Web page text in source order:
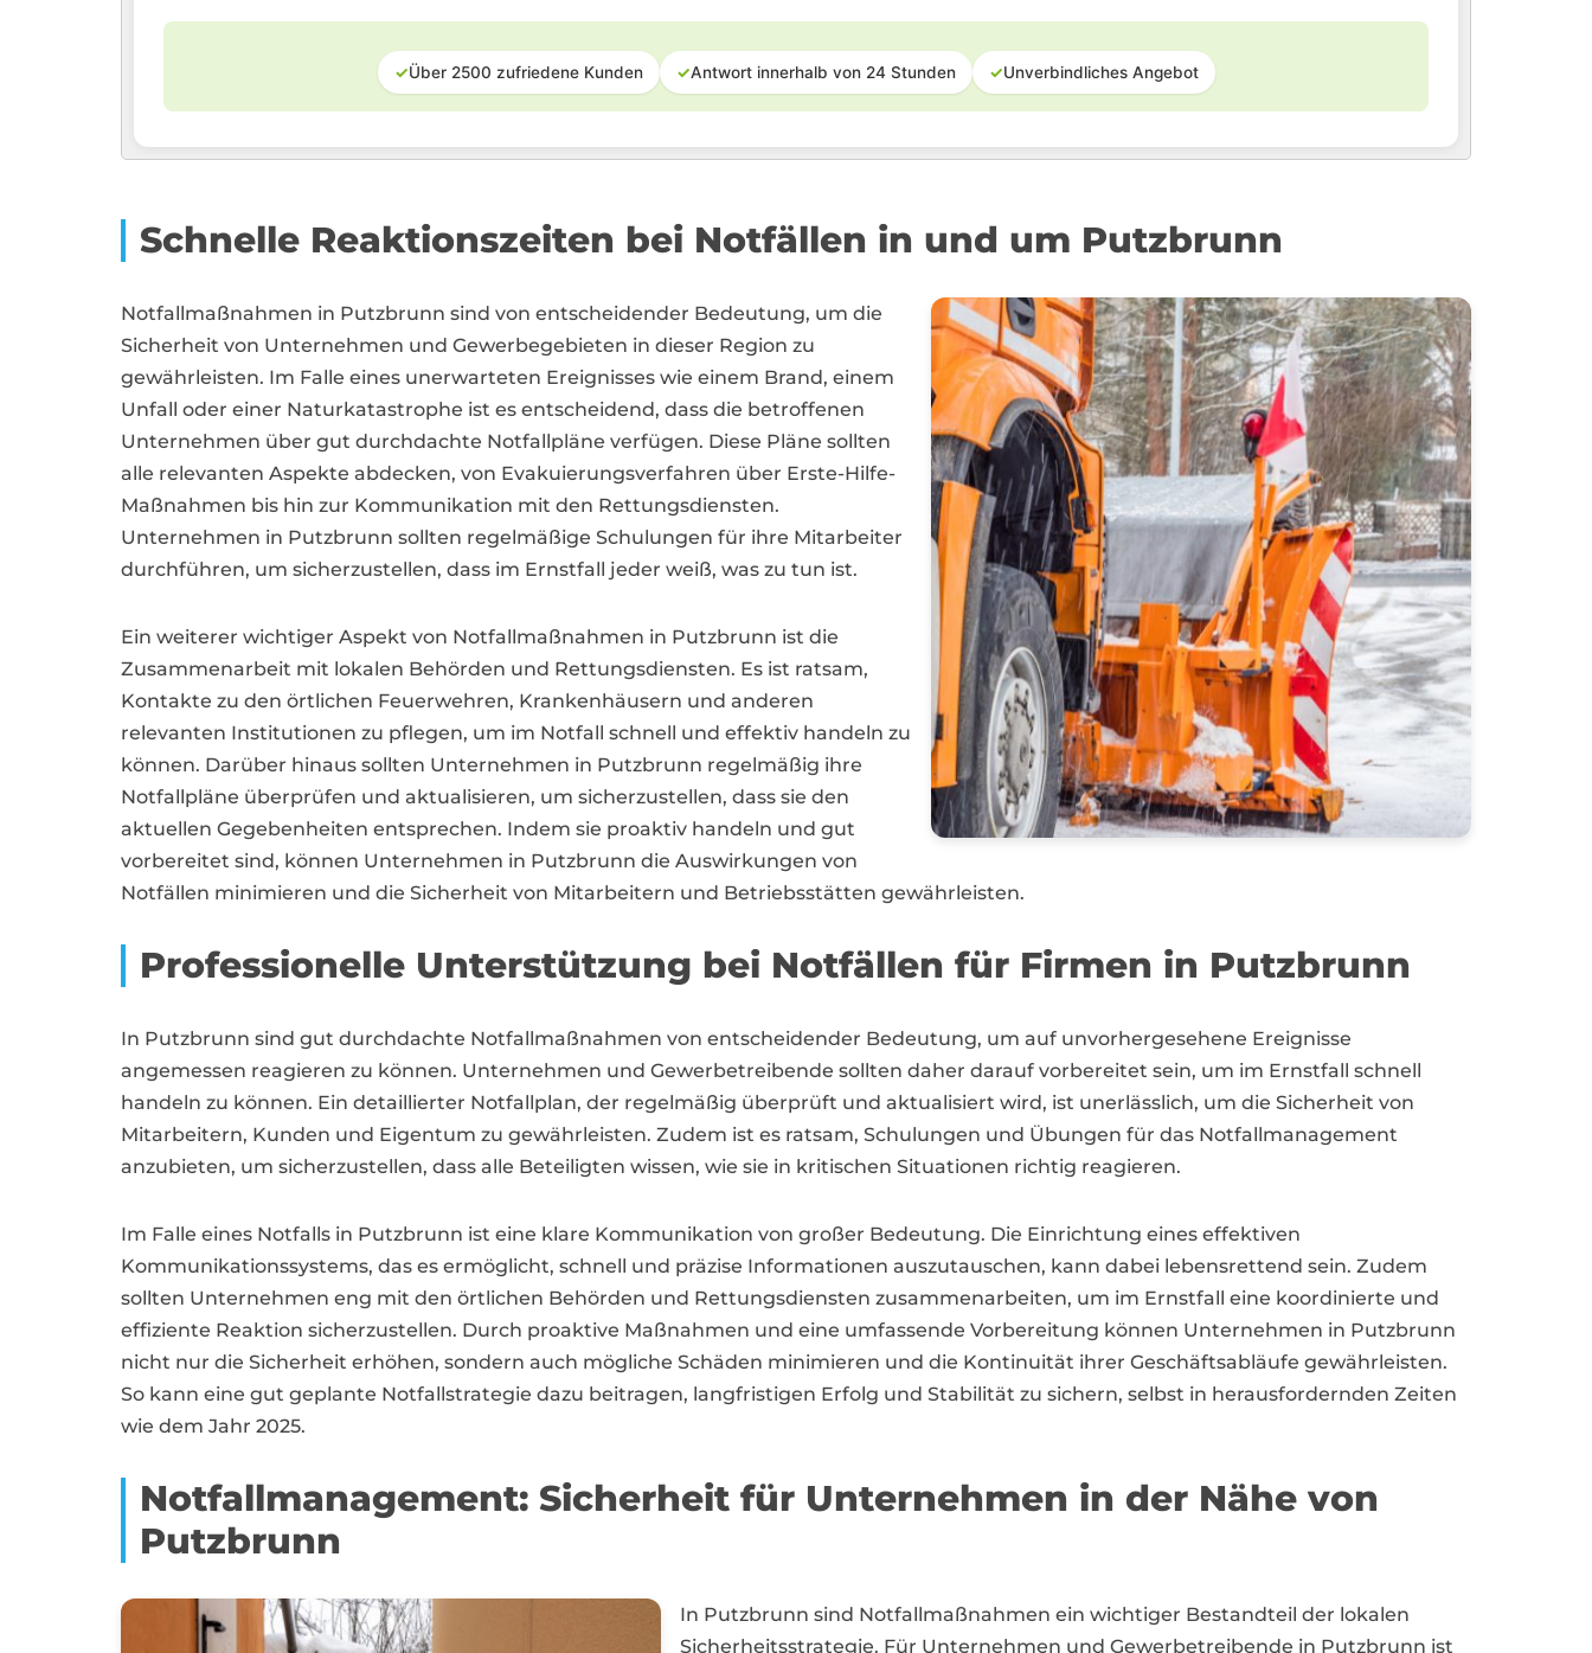
✓Über 2500 zufriedene Kunden ✓Antwort innerhalb von 24 Stunden ✓Unverbindliches Angebot
Schnelle Reaktionszeiten bei Notfällen in und um Putzbrunn
Notfallmaßnahmen in Putzbrunn sind von entscheidender Bedeutung, um die
Sicherheit von Unternehmen und Gewerbegebieten in dieser Region zu
gewährleisten. Im Falle eines unerwarteten Ereignisses wie einem Brand, einem
Unfall oder einer Naturkatastrophe ist es entscheidend, dass die betroffenen
Unternehmen über gut durchdachte Notfallpläne verfügen. Diese Pläne sollten
alle relevanten Aspekte abdecken, von Evakuierungsverfahren über Erste-Hilfe-
Maßnahmen bis hin zur Kommunikation mit den Rettungsdiensten.
Unternehmen in Putzbrunn sollten regelmäßige Schulungen für ihre Mitarbeiter
durchführen, um sicherzustellen, dass im Ernstfall jeder weiß, was zu tun ist.
Ein weiterer wichtiger Aspekt von Notfallmaßnahmen in Putzbrunn ist die
Zusammenarbeit mit lokalen Behörden und Rettungsdiensten. Es ist ratsam,
Kontakte zu den örtlichen Feuerwehren, Krankenhäusern und anderen
relevanten Institutionen zu pflegen, um im Notfall schnell und effektiv handeln zu
können. Darüber hinaus sollten Unternehmen in Putzbrunn regelmäßig ihre
Notfallpläne überprüfen und aktualisieren, um sicherzustellen, dass sie den
aktuellen Gegebenheiten entsprechen. Indem sie proaktiv handeln und gut
vorbereitet sind, können Unternehmen in Putzbrunn die Auswirkungen von
Notfällen minimieren und die Sicherheit von Mitarbeitern und Betriebsstätten gewährleisten.
Professionelle Unterstützung bei Notfällen für Firmen in Putzbrunn
In Putzbrunn sind gut durchdachte Notfallmaßnahmen von entscheidender Bedeutung, um auf unvorhergesehene Ereignisse
angemessen reagieren zu können. Unternehmen und Gewerbetreibende sollten daher darauf vorbereitet sein, um im Ernstfall schnell
handeln zu können. Ein detaillierter Notfallplan, der regelmäßig überprüft und aktualisiert wird, ist unerlässlich, um die Sicherheit von
Mitarbeitern, Kunden und Eigentum zu gewährleisten. Zudem ist es ratsam, Schulungen und Übungen für das Notfallmanagement
anzubieten, um sicherzustellen, dass alle Beteiligten wissen, wie sie in kritischen Situationen richtig reagieren.
Im Falle eines Notfalls in Putzbrunn ist eine klare Kommunikation von großer Bedeutung. Die Einrichtung eines effektiven
Kommunikationssystems, das es ermöglicht, schnell und präzise Informationen auszutauschen, kann dabei lebensrettend sein. Zudem
sollten Unternehmen eng mit den örtlichen Behörden und Rettungsdiensten zusammenarbeiten, um im Ernstfall eine koordinierte und
effiziente Reaktion sicherzustellen. Durch proaktive Maßnahmen und eine umfassende Vorbereitung können Unternehmen in Putzbrunn
nicht nur die Sicherheit erhöhen, sondern auch mögliche Schäden minimieren und die Kontinuität ihrer Geschäftsabläufe gewährleisten.
So kann eine gut geplante Notfallstrategie dazu beitragen, langfristigen Erfolg und Stabilität zu sichern, selbst in herausfordernden Zeiten
wie dem Jahr 2025.
Notfallmanagement: Sicherheit für Unternehmen in der Nähe von
Putzbrunn
In Putzbrunn sind Notfallmaßnahmen ein wichtiger Bestandteil der lokalen
Sicherheitsstrategie. Für Unternehmen und Gewerbetreibende in Putzbrunn ist